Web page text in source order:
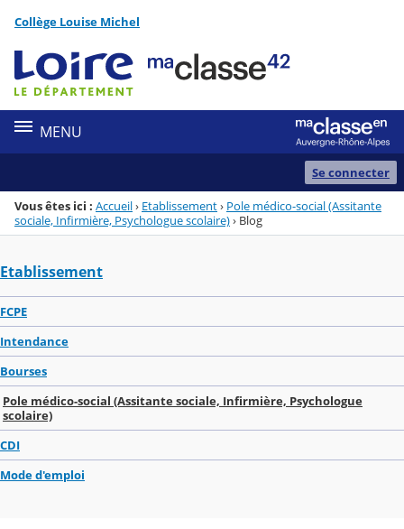
Menu de la rubrique
Contenu
Collège Louise Michel
MENU
Se connecter
Vous êtes ici : Accueil› Etablissement› Pole médico-social (Assitante
sociale, Infirmière, Psychologue scolaire)› Blog
Etablissement
FCPE
Intendance
Bourses
Pole médico-social (Assitante sociale, Infirmière, Psychologue
scolaire)
CDI
Mode d'emploi